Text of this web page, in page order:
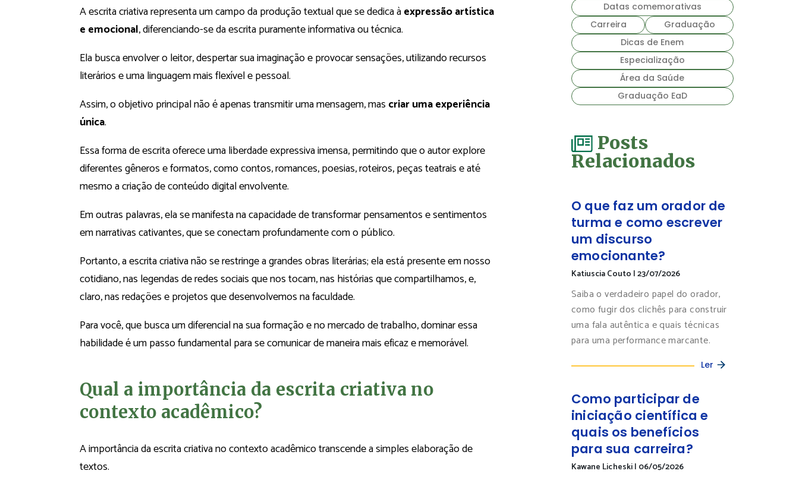
A escrita criativa representa um campo da produção textual que se dedica àexpressão artística
e emocional, diferenciando-se da escrita puramente informativa ou técnica.
Ela busca envolver o leitor, despertar sua imaginação e provocar sensações, utilizando recursos
literários e uma linguagem mais flexível e pessoal.
Assim, o objetivo principal não é apenas transmitir uma mensagem, mas criar uma experiência
única.
Essa forma de escrita oferece uma liberdade expressiva imensa, permitindo que o autor explore
diferentes gêneros e formatos, como contos, romances, poesias, roteiros, peças teatrais e até
mesmo a criação de conteúdo digital envolvente.
Em outras palavras, ela se manifesta na capacidade de transformar pensamentos e sentimentos
em narrativas cativantes, que se conectam profundamente com o público.
Portanto, a escrita criativa não se restringe a grandes obras literárias; ela está presente em nosso
cotidiano, nas legendas de redes sociais que nos tocam, nas histórias que compartilhamos, e,
claro, nas redações e projetos que desenvolvemos na faculdade.
Para você, que busca um diferencial na sua formação e no mercado de trabalho, dominar essa
habilidade é um passo fundamental para se comunicar de maneira mais eficaz e memorável.
Qual a importância da escrita criativa no
contexto acadêmico?
A importância da escrita criativa no contexto acadêmico transcende a simples elaboração de
textos.
Datas comemorativas
Carreira
Graduação
Dicas de Enem
Especialização
Área da Saúde
Graduação EaD
Posts
Relacionados
O que faz um orador de
turma e como escrever
um discurso
emocionante?
Katiuscia Couto |23/07/2026
Saiba o verdadeiro papel do orador,
como fugir dos clichês para construir
uma fala autêntica e quais técnicas
para uma performance marcante.
Ler
Como participar de
iniciação científica e
quais os benefícios
para sua carreira?
Kawane Licheski| 06/05/2026